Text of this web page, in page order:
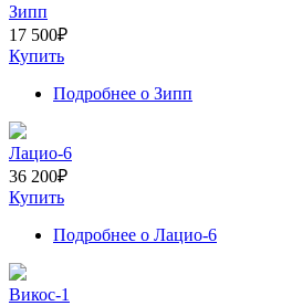
Зипп
17 500₽
Купить
Подробнее о Зипп
Лацио-6
36 200₽
Купить
Подробнее о Лацио-6
Викос-1